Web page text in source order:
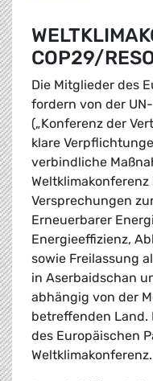
COP29/
Die Mitglieder des
fordern von der
(„Konferenz der
klare
verbindliche
Versprechungen
Erneuerbarer
Energieeffizienz,
sowie Freilassung
in Aserbaidschan
abhängig von der
betreffenden Land.
des Europäischen
Weltklimakonferenz.